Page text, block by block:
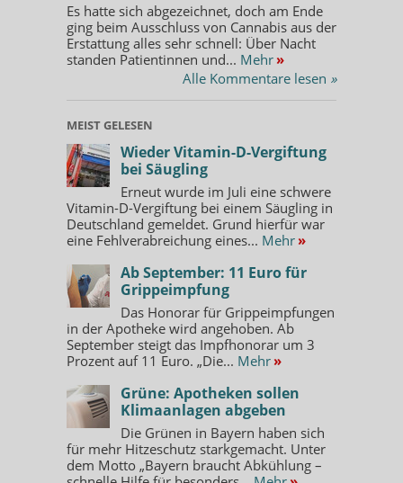
Es hatte sich abgezeichnet, doch am Ende
ging beim Ausschluss von Cannabis aus der
Erstattung alles sehr schnell: Über Nacht
standen Patientinnen und... Mehr »
Alle Kommentare lesen »
MEIST GELESEN
Wieder Vitamin-D-Vergiftung
bei Säugling
Erneut wurde im Juli eine schwere
Vitamin-D-Vergiftung bei einem Säugling in
Deutschland gemeldet. Grund hierfür war
eine Fehlverabreichung eines... Mehr »
Ab September: 11 Euro für
Grippeimpfung
Das Honorar für Grippeimpfungen
in der Apotheke wird angehoben. Ab
September steigt das Impfhonorar um 3
Prozent auf 11 Euro. „Die... Mehr »
Grüne: Apotheken sollen
Klimaanlagen abgeben
Die Grünen in Bayern haben sich
für mehr Hitzeschutz starkgemacht. Unter
dem Motto „Bayern braucht Abkühlung –